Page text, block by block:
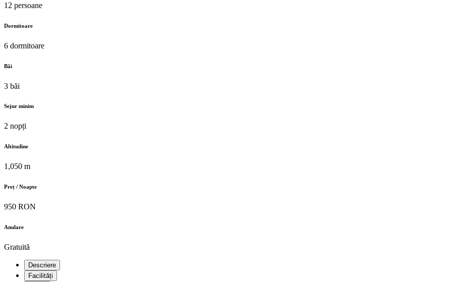
12 persoane
Dormitoare
6 dormitoare
Băi
3 băi
Sejur minim
2 nopți
Altitudine
1,050 m
Preț / Noapte
950 RON
Anulare
Gratuită
Descriere
Facilități